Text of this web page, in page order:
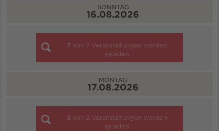
SONNTAG
16.08.2026
7 von 7 Veranstaltungen werden
geladen
MONTAG
17.08.2026
2 von 2 Veranstaltungen werden
geladen